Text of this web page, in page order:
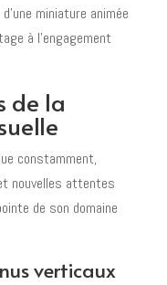
miniature animée
à l'engagement
de la
constamment,
nouvelles attentes
de son domaine
verticaux